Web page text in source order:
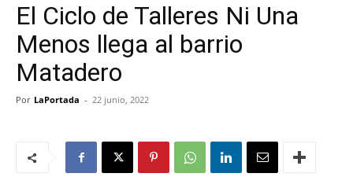
El Ciclo de Talleres Ni Una
Menos llega al barrio
Matadero
Por LaPortada - 22 junio, 2022